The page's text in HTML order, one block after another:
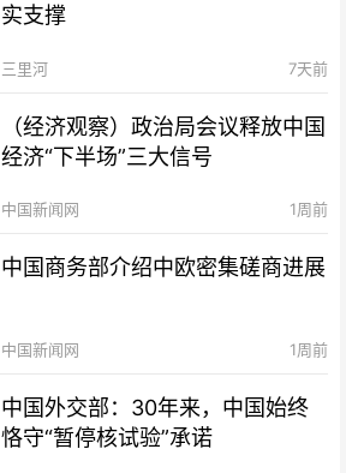
实支撑
三里河 7天前
（经济观察）政治局会议释放中国
经济“下半场”三大信号
中国新闻网 1周前
中国商务部介绍中欧密集磋商进展
中国新闻网 1周前
中国外交部：30年来，中国始终
恪守“暂停核试验”承诺